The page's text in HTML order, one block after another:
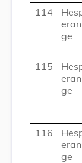
114
eran
ge
115
eran
ge
116
eran
ge